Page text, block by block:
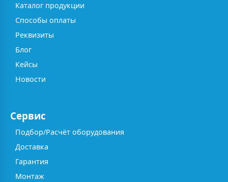
Каталог продукции
Способы оплаты
Реквизиты
Блог
Кейсы
Новости
Сервис
Подбор/Расчёт оборудования
Доставка
Гарантия
Монтаж